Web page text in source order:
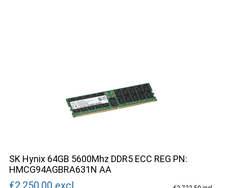
SK Hynix 64GB 5600Mhz DDR5 ECC REG PN:
HMCG94AGBRA631N AA
€2,250.00 excl.